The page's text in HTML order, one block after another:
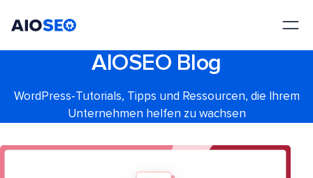
AIOSEO Blog
WordPress-Tutorials, Tipps und Ressourcen, die Ihrem
Unternehmen helfen zu wachsen